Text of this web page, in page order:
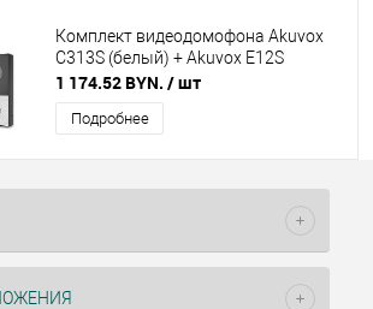
Комплект видеодомофона Akuvox
C313S (белый) + Akuvox E12S
1 174.52 BYN. / шт
Подробнее